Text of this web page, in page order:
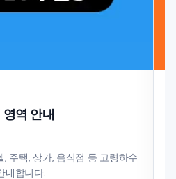
역 안내
주택, 상가, 음식점 등 고령하수
내합니다.